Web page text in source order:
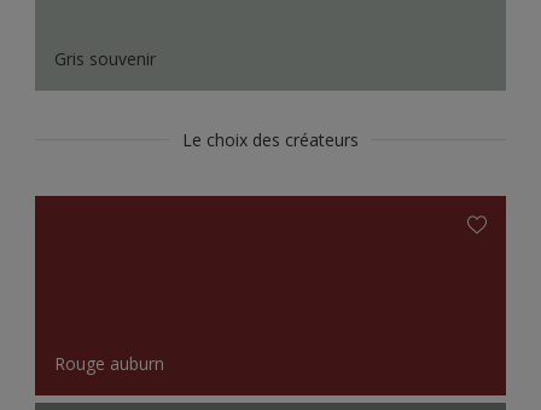
Gris souvenir
Le choix des créateurs
Rouge auburn